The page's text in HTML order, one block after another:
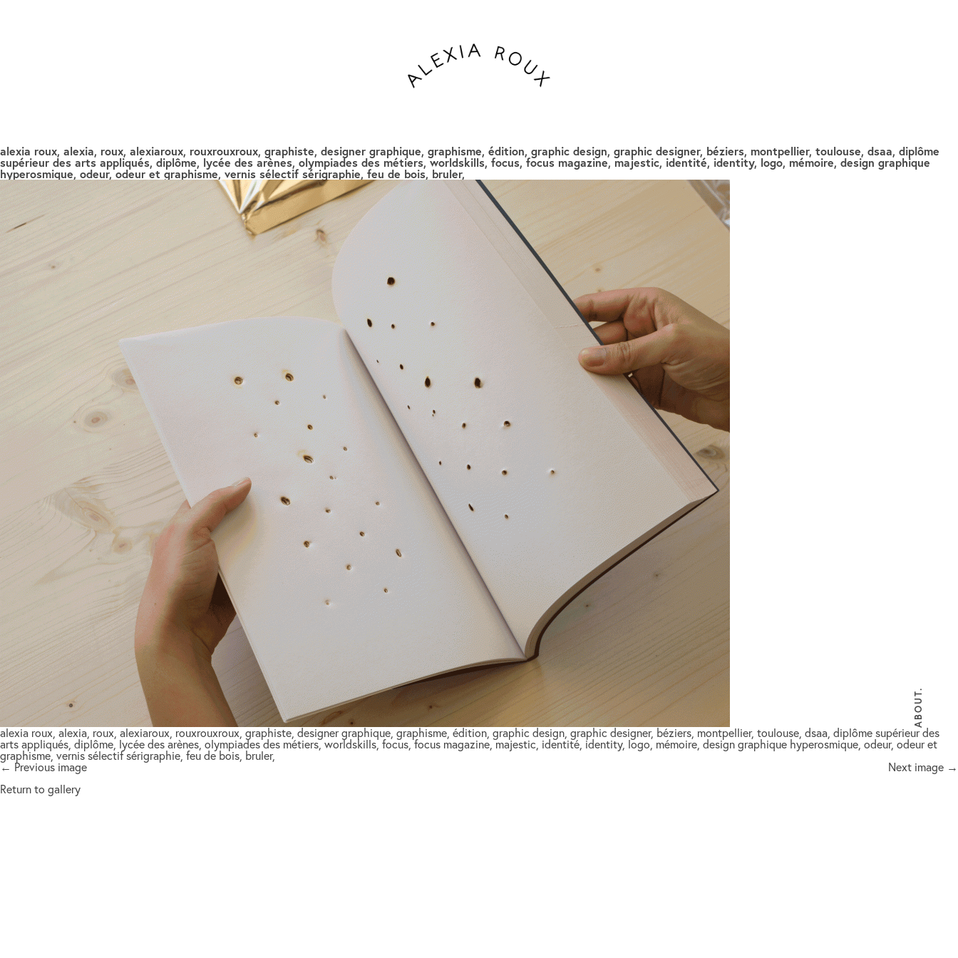
ABOUT.
alexia roux, alexia, roux, alexiaroux, rouxrouxroux, graphiste, designer graphique, graphisme, édition, graphic design, graphic designer, béziers, montpellier, toulouse, dsaa, diplôme
supérieur des arts appliqués, diplôme, lycée des arènes, olympiades des métiers, worldskills, focus, focus magazine, majestic, identité, identity, logo, mémoire, design graphique
hyperosmique, odeur, odeur et graphisme, vernis sélectif sérigraphie, feu de bois, bruler,
alexia roux, alexia, roux, alexiaroux, rouxrouxroux, graphiste, designer graphique, graphisme, édition, graphic design, graphic designer, béziers, montpellier, toulouse, dsaa, diplôme supérieur des
arts appliqués, diplôme, lycée des arènes, olympiades des métiers, worldskills, focus, focus magazine, majestic, identité, identity, logo, mémoire, design graphique hyperosmique, odeur, odeur et
graphisme, vernis sélectif sérigraphie, feu de bois, bruler,
← Previous image
Next image →
Return to gallery